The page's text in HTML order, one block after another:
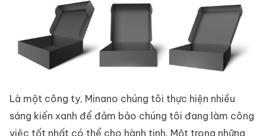
Là một công ty, Minano chúng tôi thực hiện nhiều
sáng kiến ​​xanh để đảm bảo chúng tôi đang làm công
việc tốt nhất có thể cho hành tinh. Một trong những